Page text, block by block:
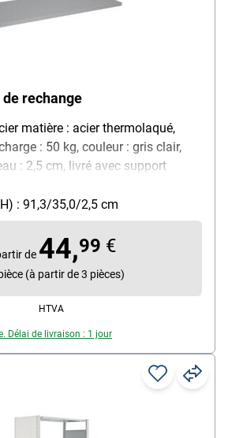
rechange
matière : acier thermolaqué,
: 50 kg, couleur : gris clair,
: 2,5 cm, livré avec support
: 91,3/35,0/2,5 cm
de 44,99 €
(à partir de 3 pièces)
HTVA
Délai de livraison : 1 jour